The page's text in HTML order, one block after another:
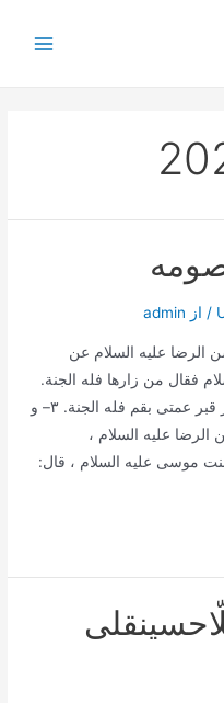
/ از admin
الرضا علیه السلام عن
فقال من زارها فله الجنة.
٢- قال امام الجواد علیه السلام: من زار قبر عمتی بقم فله الجنة. ٣– و
علیه السلام ،
موسی علیه السلام ، قال: